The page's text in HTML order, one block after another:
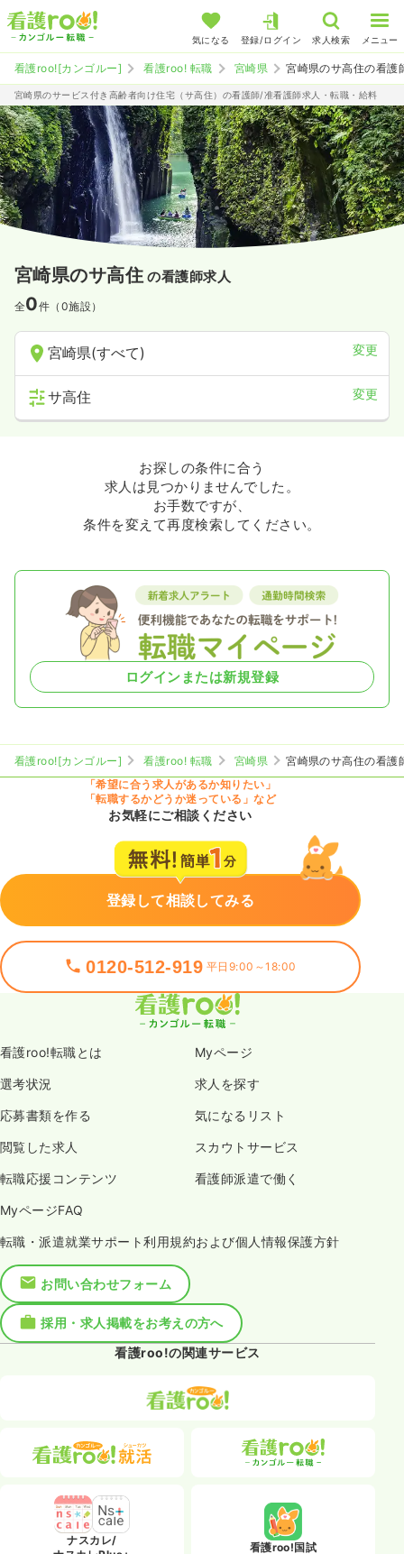
気になる 登録/ログイン 求人検索 メニュー
看護roo![カンゴルー] 看護roo! 転職 宮崎県 宮崎県のサ高住の看護
宮崎県のサービス付き高齢者向け住宅（サ高住）の看護師/准看護師求人・転職・給料
宮崎県のサ高住 の看護師求人
全0件（0施設）
宮崎県(すべて) 変更
サ高住 変更
お探しの条件に合う
求人は見つかりませんでした。
お手数ですが、
条件を変えて再度検索してください。
ログインまたは新規登録
看護roo![カンゴルー] 看護roo! 転職 宮崎県
宮崎県のサ高住の看護
「希望に合う求人があるか知りたい」
「転職するかどうか迷っている」など
お気軽にご相談ください
登録して相談してみる
0120-512-919 平日9:00～18:00
看護roo!転職とは Myページ
選考状況 求人を探す
応募書類を作る 気になるリスト
閲覧した求人 スカウトサービス
転職応援コンテンツ 看護師派遣で働く
MyページFAQ
転職・派遣就業サポート利用規約および個人情報保護方針
お問い合わせフォーム
採用・求人掲載をお考えの方へ
看護roo!の関連サービス
ナスカレ/
看護roo!国試